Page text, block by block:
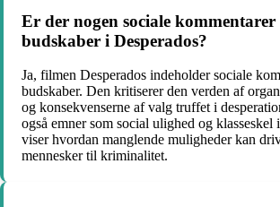
Er der nogen sociale kommentarer
budskaber i Desperados?
Ja, filmen Desperados indeholder sociale
budskaber. Den kritiserer den verden af
og konsekvenserne af valg truffet i
også emner som social ulighed og klasseskel
viser hvordan manglende muligheder kan
mennesker til kriminalitet.